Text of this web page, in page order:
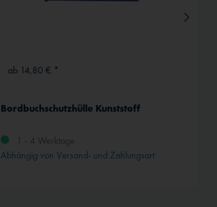
ab 14,80 € *
Bordbuchschutzhülle Kunststoff
1 - 4 Werktage
Abhängig von Versand- und Zahlungsart